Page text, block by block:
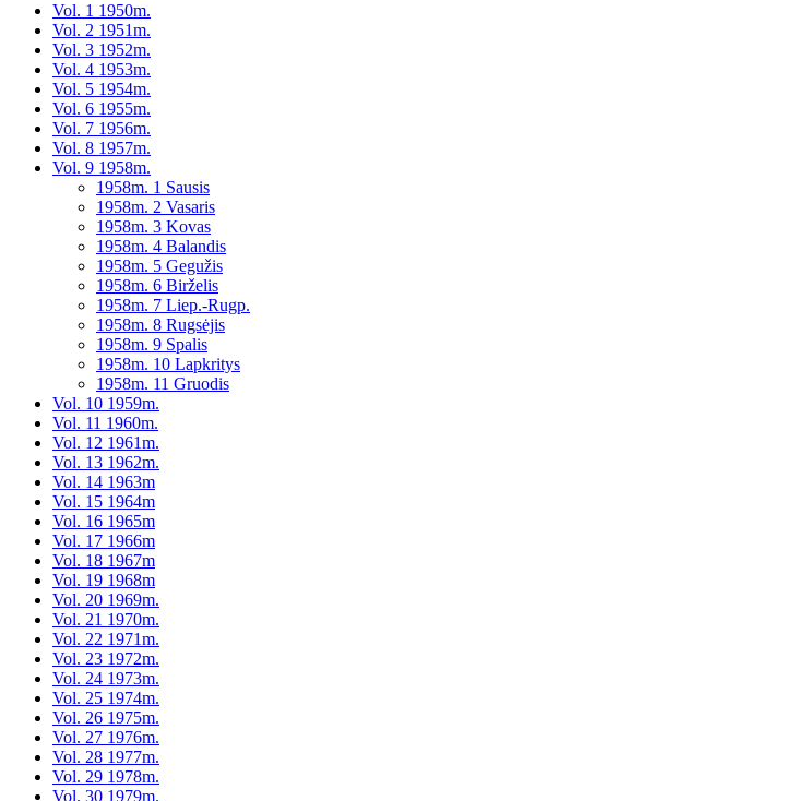
Vol. 1 1950m.
Vol. 2 1951m.
Vol. 3 1952m.
Vol. 4 1953m.
Vol. 5 1954m.
Vol. 6 1955m.
Vol. 7 1956m.
Vol. 8 1957m.
Vol. 9 1958m.
1958m. 1 Sausis
1958m. 2 Vasaris
1958m. 3 Kovas
1958m. 4 Balandis
1958m. 5 Gegužis
1958m. 6 Birželis
1958m. 7 Liep.-Rugp.
1958m. 8 Rugsėjis
1958m. 9 Spalis
1958m. 10 Lapkritys
1958m. 11 Gruodis
Vol. 10 1959m.
Vol. 11 1960m.
Vol. 12 1961m.
Vol. 13 1962m.
Vol. 14 1963m
Vol. 15 1964m
Vol. 16 1965m
Vol. 17 1966m
Vol. 18 1967m
Vol. 19 1968m
Vol. 20 1969m.
Vol. 21 1970m.
Vol. 22 1971m.
Vol. 23 1972m.
Vol. 24 1973m.
Vol. 25 1974m.
Vol. 26 1975m.
Vol. 27 1976m.
Vol. 28 1977m.
Vol. 29 1978m.
Vol. 30 1979m.